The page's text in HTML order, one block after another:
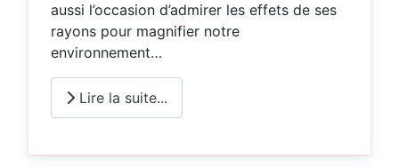
aussi l’occasion d’admirer les effets de ses
rayons pour magnifier notre
environnement…
Lire la suite...